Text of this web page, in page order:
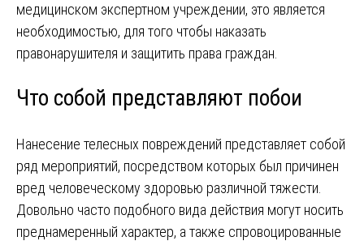
медицинском экспертном учреждении, это является
необходимостью, для того чтобы наказать
правонарушителя и защитить права граждан.
Что собой представляют побои
Нанесение телесных повреждений представляет собой
ряд мероприятий, посредством которых был причинен
вред человеческому здоровью различной тяжести.
Довольно часто подобного вида действия могут носить
преднамеренный характер, а также спровоцированные